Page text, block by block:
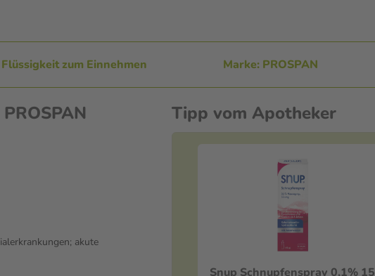
zum Einnehmen Marke: PROSPAN
akute
Tipp vom Apotheker
Snup Schnupfenspray 0,1% 15